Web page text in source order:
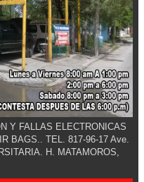
Y FALLAS ELECTRONICAS
BAGS.. TEL. 817-96-17 Ave.
H. MATAMOROS,